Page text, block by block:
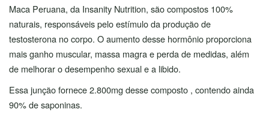
Maca Peruana, da Insanity Nutrition, são compostos 100%
naturais, responsáveis pelo estímulo da produção de
testosterona no corpo. O aumento desse hormônio proporciona
mais ganho muscular, massa magra e perda de medidas, além
de melhorar o desempenho sexual e a libido.
Essa junção fornece 2.800mg desse composto , contendo ainda
90% de saponinas.